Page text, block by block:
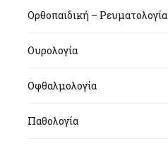
Ορθοπαιδική – Ρευματολογία
Ουρολογία
Οφθαλμολογία
Παθολογία